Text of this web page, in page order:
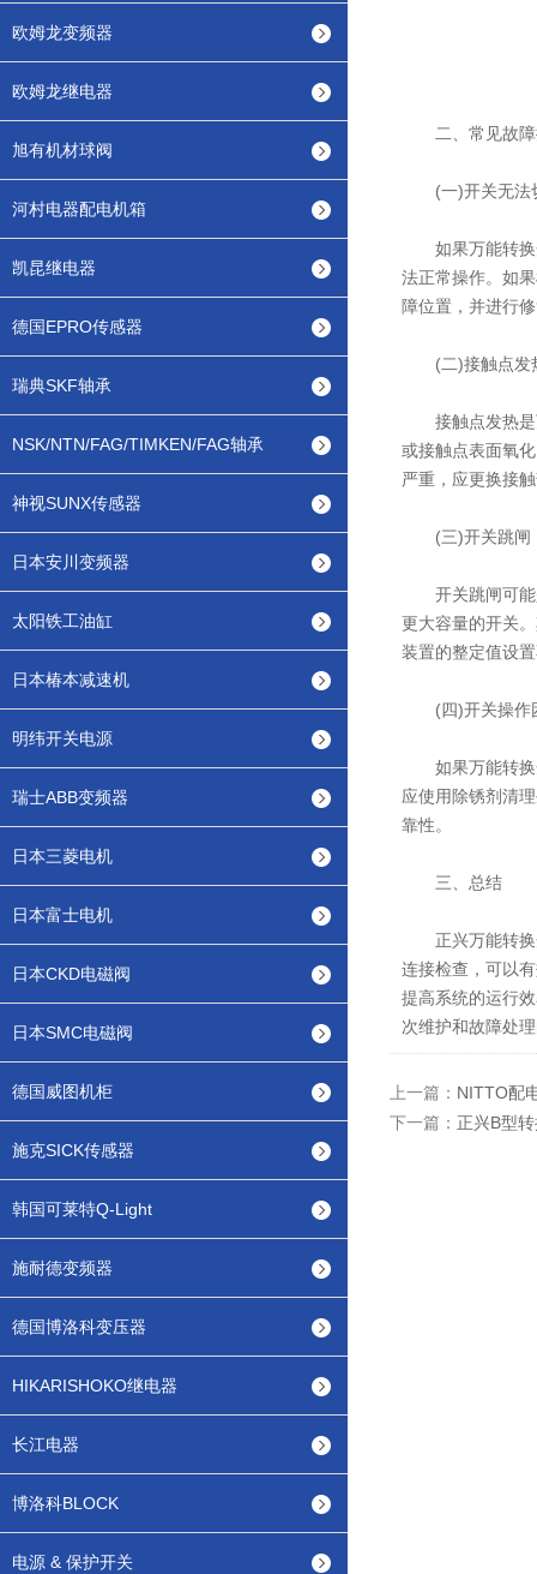
欧姆龙变频器
欧姆龙继电器
旭有机材球阀
河村电器配电机箱
凯昆继电器
德国EPRO传感器
瑞典SKF轴承
NSK/NTN/FAG/TIMKEN/FAG轴承
神视SUNX传感器
日本安川变频器
太阳铁工油缸
日本椿本减速机
明纬开关电源
瑞士ABB变频器
日本三菱电机
日本富士电机
日本CKD电磁阀
日本SMC电磁阀
德国威图机柜
施克SICK传感器
韩国可莱特Q-Light
施耐德变频器
德国博洛科变压器
HIKARISHOKO继电器
长江电器
博洛科BLOCK
电源 & 保护开关
二、常见故障
(一)开关无法
如果万能转换
法正常操作。如
障位置，并进行
(二)接触点发
接触点发热是
或接触点表面氧
严重，应更换接
(三)开关跳闸
开关跳闸可能
更大容量的开关
装置的整定值设
(四)开关操作
如果万能转换
应使用除锈剂清
靠性。
三、总结
正兴万能转换
连接检查，可以
提高系统的运行
次维护和故障处
上一篇： NITTO配
下一篇： 正兴B型